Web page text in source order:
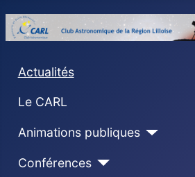
Actualités
Le CARL
Animations publiques
Conférences